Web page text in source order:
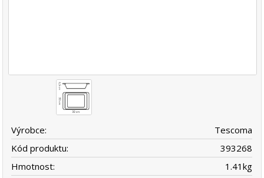
Výrobce:
Tescoma
Kód produktu:
393268
Hmotnost:
1.41kg